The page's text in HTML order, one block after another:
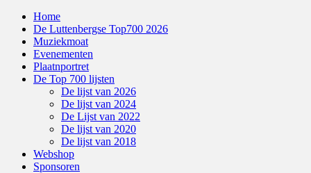
Home
De Luttenbergse Top700 2026
Muziekmoat
Evenementen
Plaatnportret
De Top 700 lijsten
De lijst van 2026
De lijst van 2024
De Lijst van 2022
De lijst van 2020
De lijst van 2018
Webshop
Sponsoren